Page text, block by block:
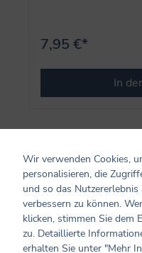
7,95 €*
In
Wir verwenden Cookies,
personalisieren, die
und so das
verbessern zu können.
klicken, stimmen Sie dem
zu. Detaillierte
erhalten Sie unter "Mehr